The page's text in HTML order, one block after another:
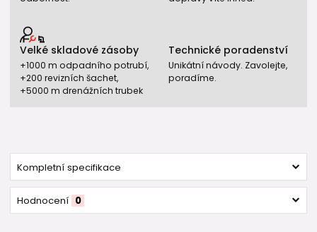
Velké skladové zásoby
+1000 m odpadního potrubí,
+200 revizních šachet,
+5000 m drenážních trubek
Technické poradenství
Unikátní návody. Zavolejte,
poradíme.
Kompletní specifikace
Hodnocení 0